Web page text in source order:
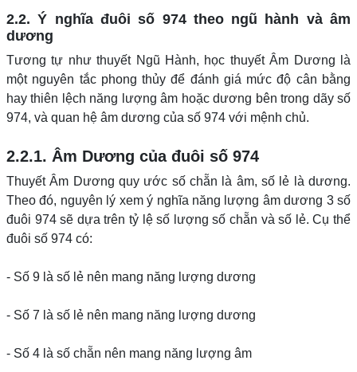
2.2. Ý nghĩa đuôi số 974 theo ngũ hành và âm
dương
Tương tự như thuyết Ngũ Hành, học thuyết Âm Dương là
một nguyên tắc phong thủy để đánh giá mức độ cân bằng
hay thiên lệch năng lượng âm hoặc dương bên trong dãy số
974, và quan hệ âm dương của số 974 với mệnh chủ.
2.2.1. Âm Dương của đuôi số 974
Thuyết Âm Dương quy ước số chẵn là âm, số lẻ là dương.
Theo đó, nguyên lý xem ý nghĩa năng lượng âm dương 3 số
đuôi 974 sẽ dựa trên tỷ lệ số lượng số chẵn và số lẻ. Cụ thể
đuôi số 974 có:
- Số 9 là số lẻ nên mang năng lượng dương
- Số 7 là số lẻ nên mang năng lượng dương
- Số 4 là số chẵn nên mang năng lượng âm